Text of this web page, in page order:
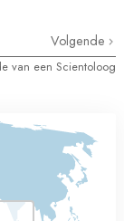
Volgende
van een Scientoloog